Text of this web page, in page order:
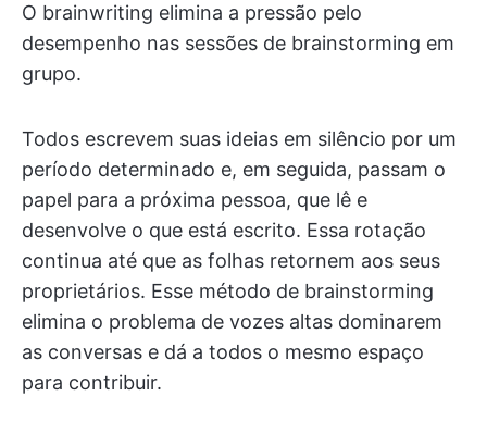
O brainwriting elimina a pressão pelo
desempenho nas sessões de brainstorming em
grupo.
Todos escrevem suas ideias em silêncio por um
período determinado e, em seguida, passam o
papel para a próxima pessoa, que lê e
desenvolve o que está escrito. Essa rotação
continua até que as folhas retornem aos seus
proprietários. Esse método de brainstorming
elimina o problema de vozes altas dominarem
as conversas e dá a todos o mesmo espaço
para contribuir.